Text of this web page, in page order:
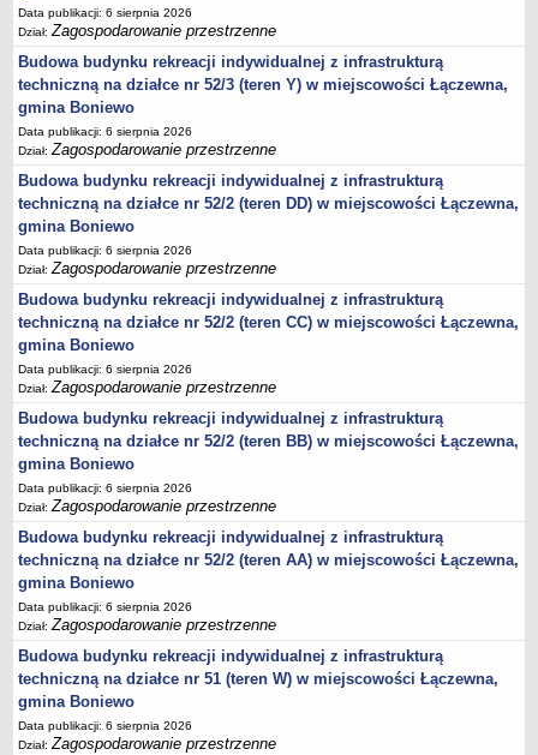
Wójt
Jednostki organizacyjne
jednostki pomocnicze /sołectwa Gminy Boniewo/
Gminne Instytucje Kultury
Nabór pracowników na stanowiska pracy
Deklaracja dostępności strony internetowej Urzędu Gminy Boniewo
RODO
REJESTRY
Rejestry i ewidencje
Rejestr działalności regulowanej
Ewidencja udzielonych i cofniętych zezwoleń na prowadzenie
Zbiorowego Zaopatrzenia w Wodę i Zbiorowego Odprowadzania
Rejestr Instytucji Kultury
Zestawienie przedsiębiorców w zakresie opróżniania zbiorników
bezodpływowych lub osadników
AKTUALNOŚCI GMINY BONIEWO
FINANSE GMINY
Majątek gminy
Budżet
sprawozdania z wykonania budżetu
Plan postępowań na 2026 rok
Plan postępowań o udzielenie zamówień na rok 2025
Plan postępowań na rok 2024
Plan postępowań o udzielenie zamówień na rok 2023
Plan postępowań o udzielenie zamówień na rok 2022
Data publikacji: 6 sierpnia 2026
Dział:Zagospodarowanie przestrzenne
Budowa budynku rekreacji indywidualnej z infrastrukturą
techniczną na działce nr 52/3 (teren Y) w miejscowości Łączewna,
gmina Boniewo
Data publikacji: 6 sierpnia 2026
Dział:Zagospodarowanie przestrzenne
Budowa budynku rekreacji indywidualnej z infrastrukturą
techniczną na działce nr 52/2 (teren DD) w miejscowości Łączewna,
gmina Boniewo
Data publikacji: 6 sierpnia 2026
Dział:Zagospodarowanie przestrzenne
Budowa budynku rekreacji indywidualnej z infrastrukturą
techniczną na działce nr 52/2 (teren CC) w miejscowości Łączewna,
gmina Boniewo
Data publikacji: 6 sierpnia 2026
Dział:Zagospodarowanie przestrzenne
Budowa budynku rekreacji indywidualnej z infrastrukturą
techniczną na działce nr 52/2 (teren BB) w miejscowości Łączewna,
gmina Boniewo
Data publikacji: 6 sierpnia 2026
Dział:Zagospodarowanie przestrzenne
Budowa budynku rekreacji indywidualnej z infrastrukturą
techniczną na działce nr 52/2 (teren AA) w miejscowości Łączewna,
gmina Boniewo
Data publikacji: 6 sierpnia 2026
Dział:Zagospodarowanie przestrzenne
Budowa budynku rekreacji indywidualnej z infrastrukturą
techniczną na działce nr 51 (teren W) w miejscowości Łączewna,
gmina Boniewo
Data publikacji: 6 sierpnia 2026
Dział:Zagospodarowanie przestrzenne